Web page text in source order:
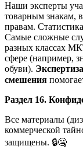
Наши эксперты
товарным знакам,
правам.
Самые сложные
разных классах
сфере (например,
обуви).
смешения
Раздел 16.
Все материалы
коммерческой
защищены. 🔒🤐